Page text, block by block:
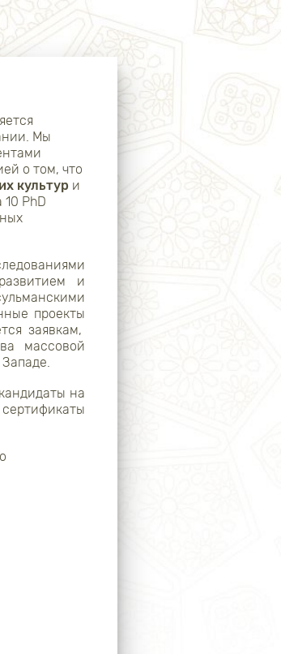
Мы
о том, что
культур и
10 PhD
и
проекты
заявкам,
массовой
Западе.
на